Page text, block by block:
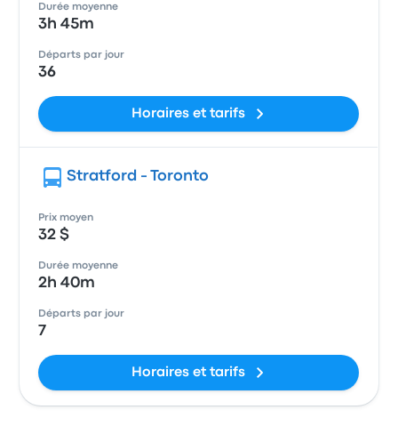
Durée moyenne
3h 45m
Départs par jour
36
Horaires et tarifs
Stratford - Toronto
Prix moyen
32 $
Durée moyenne
2h 40m
Départs par jour
7
Horaires et tarifs